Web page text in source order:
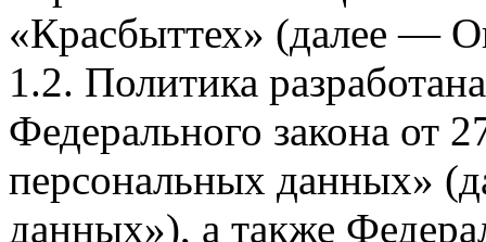
«Красбыттех» (далее —
1.2. Политика
Федерального закона
персональных данных»
данных»), а также